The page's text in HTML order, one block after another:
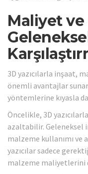
Maliyet
3D yazıcılarla inşaat,
önemli avantajlar
yöntemlerine kıyasla
Öncelikle, 3D
azaltabilir.
malzeme kullanımı ve
yazıcılar sadece
malzeme maliyetlerini